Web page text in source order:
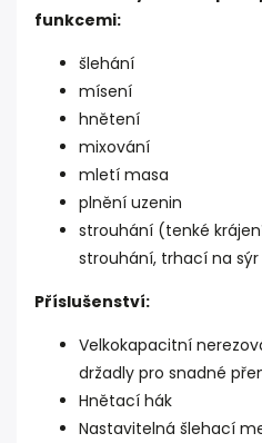
funkcemi:
šlehání
mísení
hnětení
mixování
mletí masa
plnění uzenin
strouhání (tenké
strouhání, trhací na
Příslušenství:
Velkokapacitní
držadly pro snadné
Hnětací hák
Nastavitelná šlehací